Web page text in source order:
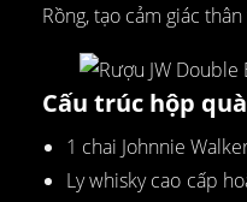
Rồng, tạo cảm giác
Cấu trúc hộp quà
1 chai Johnnie
Ly whisky cao cấp